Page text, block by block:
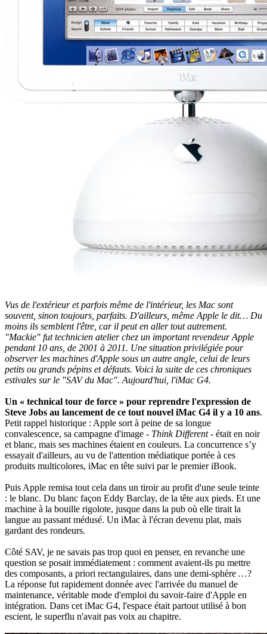
Vus de l'extérieur et parfois même de l'intérieur, les Mac sont
souvent, sinon toujours, parfaits. D'ailleurs, même Apple le dit… Du
moins ils semblent l'être, car il peut en aller tout autrement.
"Mackie" fut technicien atelier chez un important revendeur Apple
pendant 10 ans, de 2001 à 2011. Une situation privilégiée pour
observer les machines d'Apple sous un autre angle, celui de leurs
petits ou grands pépins et défauts. Voici la suite de ces chroniques
estivales sur le "SAV du Mac". Aujourd'hui, l'iMac G4.
Un « technical tour de force » pour reprendre l'expression de
Steve Jobs au lancement de ce tout nouvel iMac G4 il y a 10 ans.
Petit rappel historique : Apple sort à peine de sa longue
convalescence, sa campagne d'image - Think Different- était en noir
et blanc, mais ses machines étaient en couleurs. La concurrence s’y
essayait d'ailleurs, au vu de l'attention médiatique portée à ces
produits multicolores, iMac en tête suivi par le premier iBook.
Puis Apple remisa tout cela dans un tiroir au profit d'une seule teinte
: le blanc. Du blanc façon Eddy Barclay, de la tête aux pieds. Et une
machine à la bouille rigolote, jusque dans la pub où elle tirait la
langue au passant médusé. Un iMac à l'écran devenu plat, mais
gardant des rondeurs.
Côté SAV, je ne savais pas trop quoi en penser, en revanche une
question se posait immédiatement : comment avaient-ils pu mettre
des composants, a priori rectangulaires, dans une demi-sphère …?
La réponse fut rapidement donnée avec l'arrivée du manuel de
maintenance, véritable mode d'emploi du savoir-faire d'Apple en
intégration. Dans cet iMac G4, l'espace était partout utilisé à bon
escient, le superflu n'avait pas voix au chapitre.